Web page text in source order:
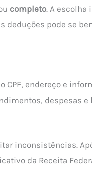
completo. A escolha
deduções pode se
endereço e
despesas e
inconsistências.
da Receita